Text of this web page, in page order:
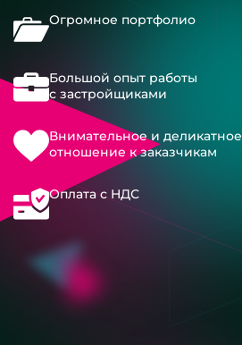
Огромное портфолио
Большой опыт работы
с застройщиками
Внимательное и деликатное
отношение к заказчикам
Оплата с НДС